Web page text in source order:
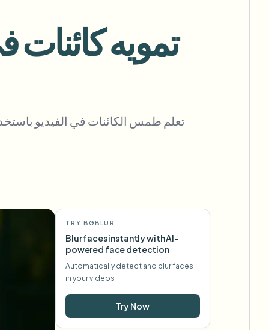
نموذج الاتصال
تحدث إلينا عن الحجم والامتثال والتكاملات.
تعلم طمس الكائنات في الفيديو
TRY BGBLUR
Blur faces instantly with AI-
powered face detection
Automatically detect and blur faces
in your videos
Try Now